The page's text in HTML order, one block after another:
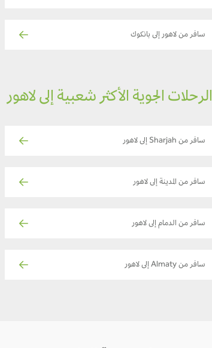
سافر من لاهور إلى بانكوك
الرحلات الجوية الأكثر شعبية إلى لاهور
سافر من Sharjah إلى لاهور
سافر من المدينة إلى لاهور
سافر من الدمام إلى لاهور
سافر من Almaty إلى لاهور